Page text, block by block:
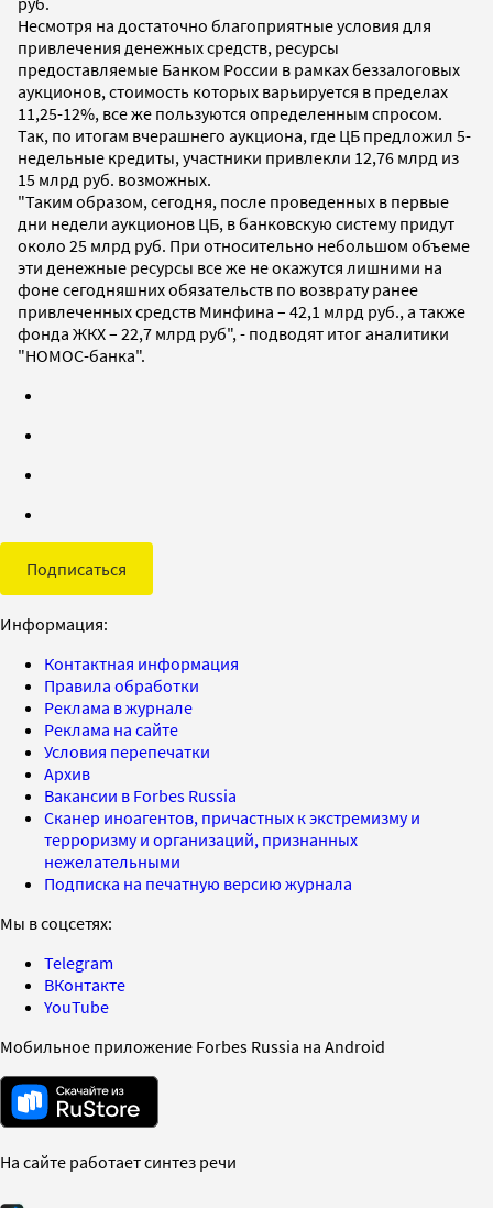
Несмотря на достаточно благоприятные условия для
привлечения денежных средств, ресурсы
предоставляемые Банком России в рамках беззалоговых
аукционов, стоимость которых варьируется в пределах
11,25-12%, все же пользуются определенным спросом.
Так, по итогам вчерашнего аукциона, где ЦБ предложил 5-
недельные кредиты, участники привлекли 12,76 млрд из
15 млрд руб. возможных.
"Таким образом, сегодня, после проведенных в первые
дни недели аукционов ЦБ, в банковскую систему придут
около 25 млрд руб. При относительно небольшом объеме
эти денежные ресурсы все же не окажутся лишними на
фоне сегодняшних обязательств по возврату ранее
привлеченных средств Минфина – 42,1 млрд руб., а также
фонда ЖКХ – 22,7 млрд руб", - подводят итог аналитики
"НОМОС-банка".
Подписаться
Информация:
Контактная информация
Правила обработки
Реклама в журнале
Реклама на сайте
Условия перепечатки
Архив
Вакансии в Forbes Russia
Сканер иноагентов, причастных к экстремизму и
терроризму и организаций, признанных
нежелательными
Подписка на печатную версию журнала
Мы в соцсетях:
Telegram
ВКонтакте
YouTube
Мобильное приложение Forbes Russia на Android
На сайте работает синтез речи